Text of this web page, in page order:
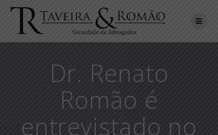
to
content
Dr. Renato
Romão é
entrevistado no